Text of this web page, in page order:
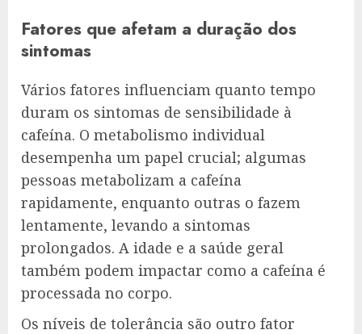
Fatores que afetam a duração dos
sintomas
Vários fatores influenciam quanto tempo
duram os sintomas de sensibilidade à
cafeína. O metabolismo individual
desempenha um papel crucial; algumas
pessoas metabolizam a cafeína
rapidamente, enquanto outras o fazem
lentamente, levando a sintomas
prolongados. A idade e a saúde geral
também podem impactar como a cafeína é
processada no corpo.
Os níveis de tolerância são outro fator